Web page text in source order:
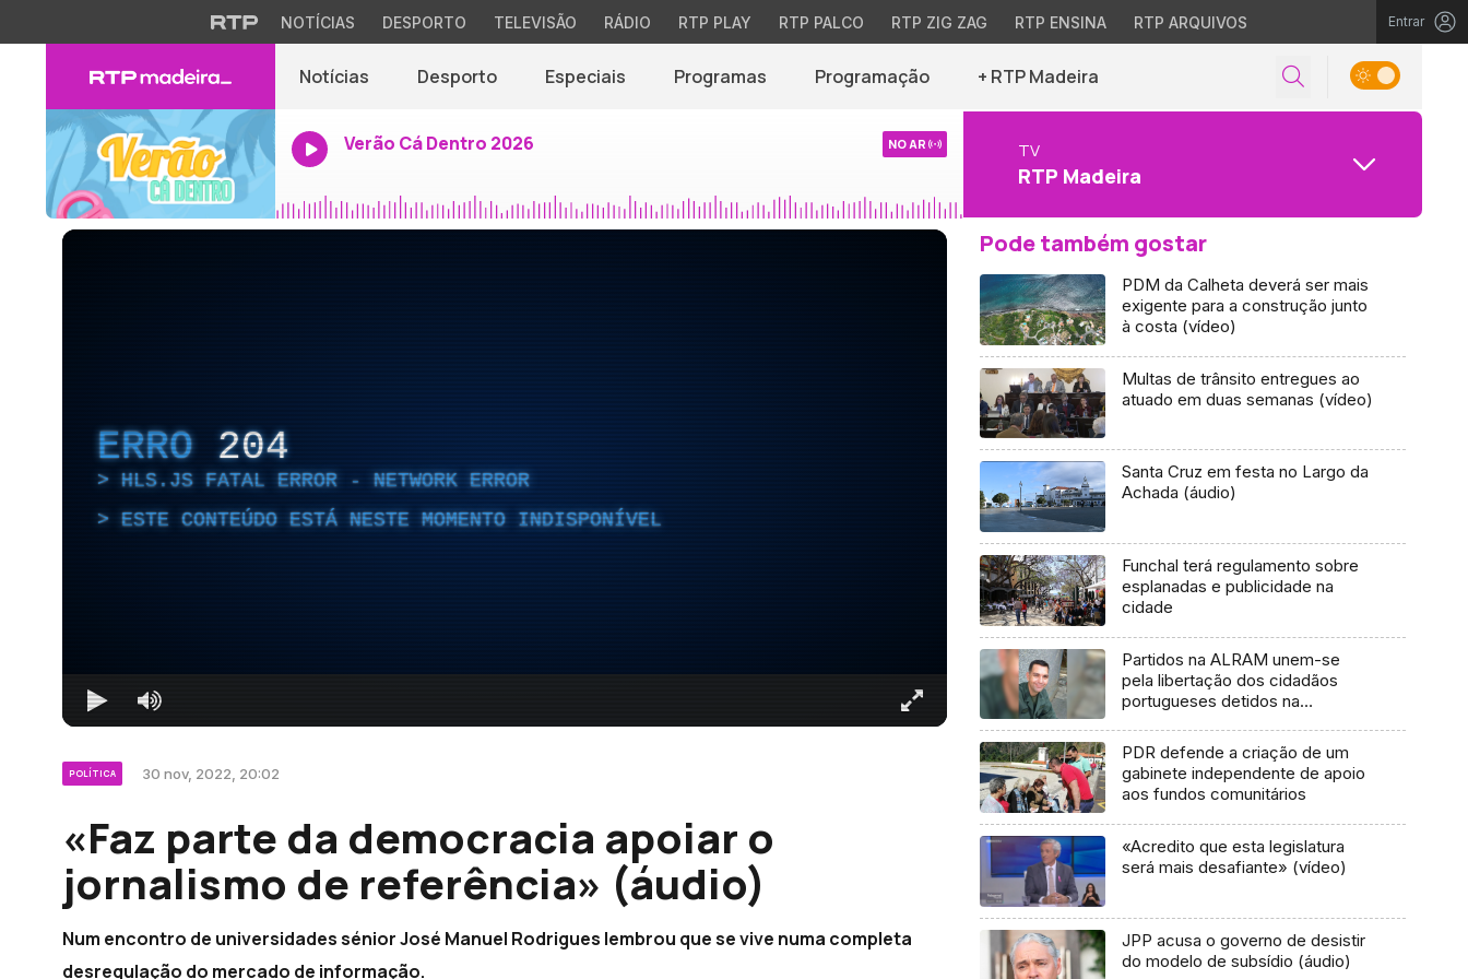
NOTÍCIAS DESPORTO TELEVISÃO RÁDIO RTP PLAY RTP PALCO RTP ZIG ZAG RTP ENSINA RTP ARQUIVOS Entrar
Notícias Desporto Especiais Programas Programação + RTP Madeira
Verão Cá Dentro 2026 NO AR TV
RTP Madeira
ERRO 204
HLS.JS FATAL ERROR - NETWORK ERROR
ESTE CONTEÚDO ESTÁ NESTE MOMENTO INDISPONÍVEL
POLÍTICA 30 nov, 2022, 20:02
«Faz parte da democracia apoiar o
jornalismo de referência» (áudio)
Num encontro de universidades sénior José Manuel Rodrigues lembrou que se vive numa completa
desregulação do mercado de informação.
Pode também gostar
PDM da Calheta deverá ser mais
exigente para a construção junto
à costa (vídeo)
Multas de trânsito entregues ao
atuado em duas semanas (vídeo)
Santa Cruz em festa no Largo da
Achada (áudio)
Funchal terá regulamento sobre
esplanadas e publicidade na
cidade
Partidos na ALRAM unem-se
pela libertação dos cidadãos
portugueses detidos na
PDR defende a criação de um
gabinete independente de apoio
aos fundos comunitários
«Acredito que esta legislatura
será mais desafiante» (vídeo)
JPP acusa o governo de desistir
do modelo de subsídio (áudio)